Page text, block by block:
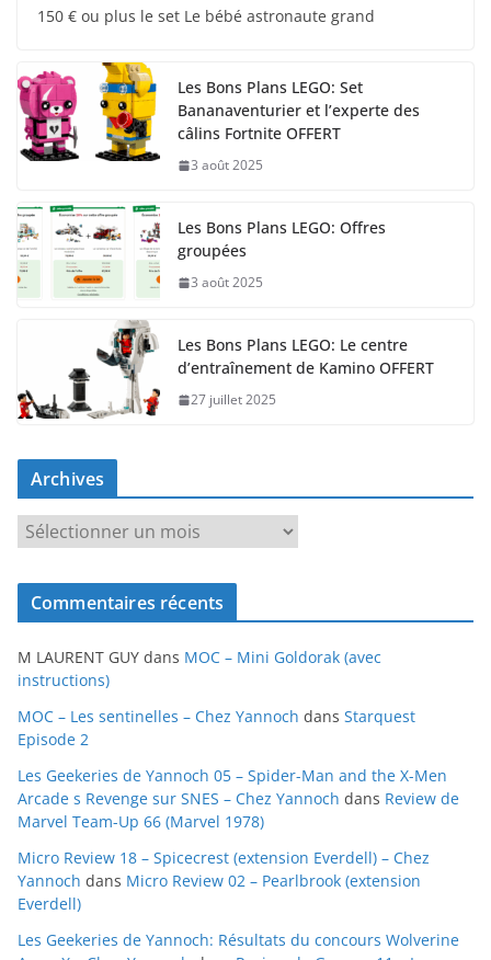
150 € ou plus le set Le bébé astronaute grand
Les Bons Plans LEGO: Set
Bananaventurier et l’experte des
câlins Fortnite OFFERT
3 août 2025
Les Bons Plans LEGO: Offres
groupées
3 août 2025
Les Bons Plans LEGO: Le centre
d’entraînement de Kamino OFFERT
27 juillet 2025
Archives
c
v
e
s
Commentaires récents
M LAURENT GUY dans MOC – Mini Goldorak (avec
instructions)
MOC – Les sentinelles – Chez Yannoch dans Starquest
Episode 2
Les Geekeries de Yannoch 05 – Spider-Man and the X-Men
Arcade s Revenge sur SNES – Chez Yannoch dans Review de
Marvel Team-Up 66 (Marvel 1978)
Micro Review 18 – Spicecrest (extension Everdell) – Chez
Yannoch dans Micro Review 02 – Pearlbrook (extension
Everdell)
Les Geekeries de Yannoch: Résultats du concours Wolverine